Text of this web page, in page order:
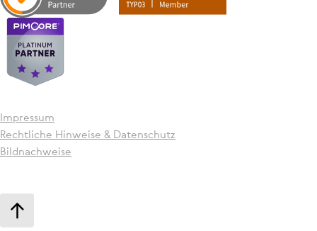
Impressum
Recht­li­che Hinweise & Daten­schutz
Bildnachweise